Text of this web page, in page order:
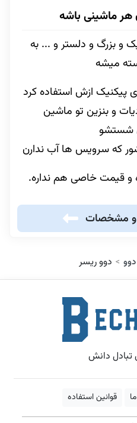
هر ماشینی باشه
و بزرگ و دلستر و ... به
میشه
پیکنیک ازش استفاده کرد
و بنزین تو ماشین
شستشو
که سرویس ها آب ندارن
و قیمت خاصی هم نداره.
مشخصات
دوو > دوو ریسر
تبادل دانش
قوانین استفاده